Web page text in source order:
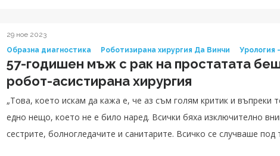
29 ное 2023
Образна диагностика
Роботизирана хирургия Да Винчи Урология
57-годишен мъж с рак на простатата
робот-асистирана хирургия
„Това, което искам да кажа е, че аз съм голям критик и въпреки
едно нещо, което не е било наред. Всички бяха изключително
сестрите, болногледачите и санитарите. Всичко се случваше под